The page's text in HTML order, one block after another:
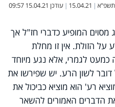
|
15.04.21
| עודכן 15.04.21 09:57
המופיע כדברי חז"ל אך
על הזולת. אין זו מחלת
כמעט לגמרי, אלא נגע מיוחד
לשון הרע. יש שפירשו את
רע' הוא מוציא כביכול את
הדברים האמורים להשאר